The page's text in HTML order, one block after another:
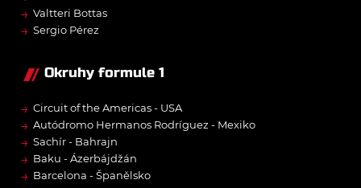
→ Valtteri Bottas
→ Sergio Pérez
Okruhy formule 1
→ Circuit of the Americas - USA
→ Autódromo Hermanos Rodríguez - Mexiko
→ Sachír - Bahrajn
→ Baku - Ázerbájdžán
→ Barcelona - Španělsko